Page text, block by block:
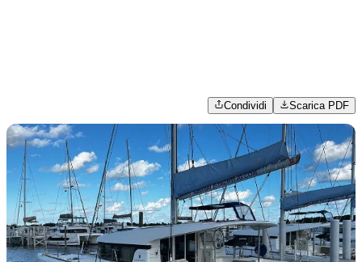
Condividi Scarica PDF